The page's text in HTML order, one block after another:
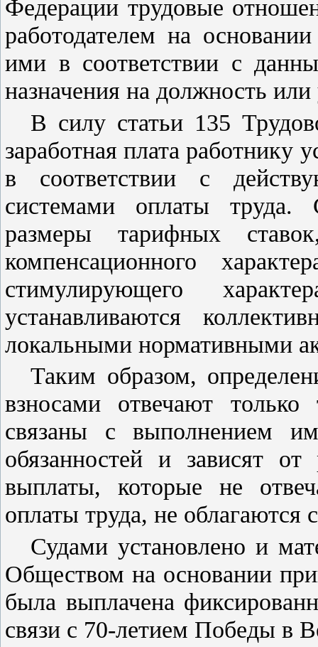
Федерации трудовые
работодателем на
ими в соответствии с
назначения на должность
В силу статьи 135
заработная плата работнику
в соответствии с
системами оплаты
размеры тарифных
компенсационного
стимулирующего
устанавливаются
локальными нормативными
Таким образом,
взносами отвечают
связаны с выполнением
обязанностей и зависят от
выплаты, которые не
оплаты труда, не облагаются
Судами установлено и
Обществом на основании
была выплачена
связи с 70-летием Победы в